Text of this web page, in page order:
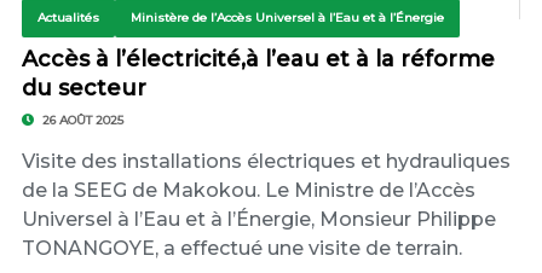
Actualités Ministère de l’Accès Universel à l’Eau et à l’Énergie
Accès à l’électricité,à l’eau et à la réforme
du secteur
26 AOÛT 2025
Visite des installations électriques et hydrauliques
de la SEEG de Makokou. Le Ministre de l’Accès
Universel à l’Eau et à l’Énergie, Monsieur Philippe
TONANGOYE, a effectué une visite de terrain.